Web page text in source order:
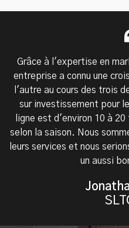
Grâce à l'expertise en
entreprise a connu une
l'autre au cours des trois
sur investissement pour
ligne est d'environ 10 à
selon la saison. Nous
leurs services et nous
un aussi